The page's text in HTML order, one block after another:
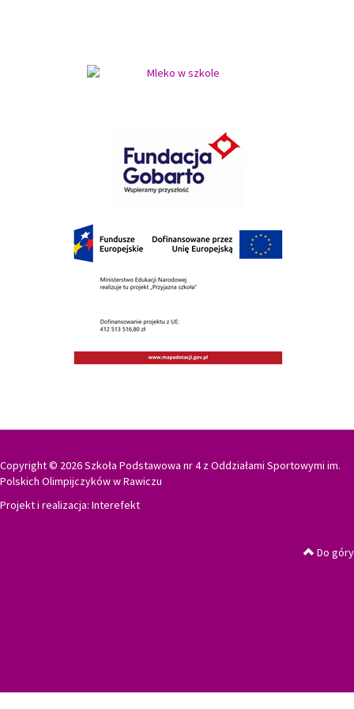
Copyright © 2026 Szkoła Podstawowa nr 4 z Oddziałami Sportowymi im.
Polskich Olimpijczyków w Rawiczu
Projekt i realizacja: Interefekt
Do góry